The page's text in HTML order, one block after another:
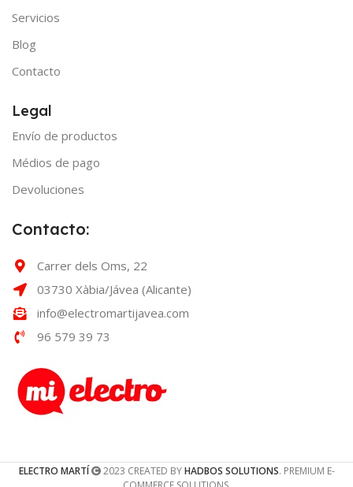
Servicios
Blog
Contacto
Legal
Envío de productos
Médios de pago
Devoluciones
Contacto:
Carrer dels Oms, 22
03730 Xàbia/Jávea (Alicante)
info@electromartijavea.com
96 579 39 73
ELECTRO MARTÍ 2023 CREATED BYHADBOS SOLUTIONS. PREMIUM E-